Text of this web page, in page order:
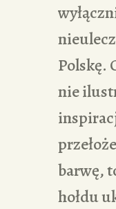
Polskę.
nie
barwę,
hołdu